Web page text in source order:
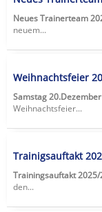
Neues Trainerteam
neuem...
Weihnachtsfeier
Samstag
Weihnachtsfeier...
Trainigsauftakt
Trainingsauftakt 2025/
den...